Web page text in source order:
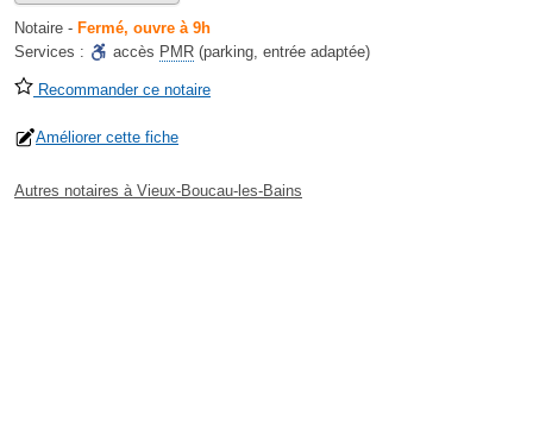
Notaire - Fermé, ouvre à 9h
Services :
accès PMR (parking, entrée adaptée)
Recommander ce notaire
Améliorer cette fiche
Autres notaires à Vieux-Boucau-les-Bains